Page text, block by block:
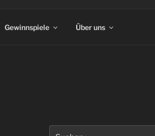
Gewinnspiele Über uns